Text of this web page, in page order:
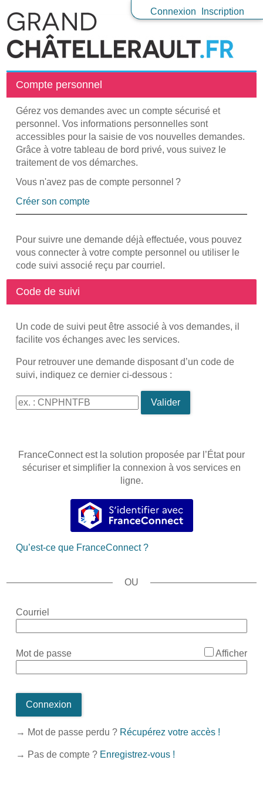
Connexion Inscription
Compte personnel
Gérez vos demandes avec un compte sécurisé et
personnel. Vos informations personnelles sont
accessibles pour la saisie de vos nouvelles demandes.
Grâce à votre tableau de bord privé, vous suivez le
traitement de vos démarches.
Vous n'avez pas de compte personnel ?
Créer son compte
Pour suivre une demande déjà effectuée, vous pouvez
vous connecter à votre compte personnel ou utiliser le
code suivi associé reçu par courriel.
Code de suivi
Un code de suivi peut être associé à vos demandes, il
facilite vos échanges avec les services.
Pour retrouver une demande disposant d’un code de
suivi, indiquez ce dernier ci-dessous :
Code de suivi
Valider
FranceConnect est la solution proposée par l’État pour
sécuriser et simplifier la connexion à vos services en
ligne.
S’identifier avec
Qu’est-ce que FranceConnect ?
Courriel
Mot de passe Afficher
Connexion
→ Mot de passe perdu ? Récupérez votre accès !
→ Pas de compte ? Enregistrez-vous !